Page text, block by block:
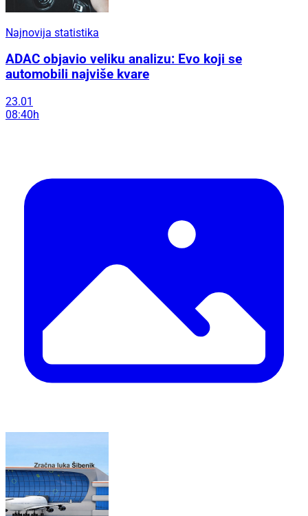
Najnovija statistika
ADAC objavio veliku analizu: Evo koji se
automobili najviše kvare
23.01
08:40h